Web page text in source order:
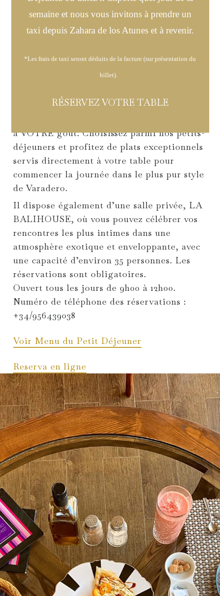
imaginatifs, sains, appétissants, voilà à quoi
ressemblent nos petits déjeuners. Pour tous
les goûts et toutes les humeurs. Avec
exotiques… à vous de choisir…
Rechargez votre corps avec du café
FRUITS et LÉGUMES avec une grande
à VOTRE goût. Choisissez parmi nos petits-
déjeuners et profitez de plats exceptionnels
servis directement à votre table pour
commencer la journée dans le plus pur style
de Varadero.
Il dispose également d’une salle privée, LA
BALIHOUSE, où vous pouvez célébrer vos
rencontres les plus intimes dans une
atmosphère exotique et enveloppante, avec
une capacité d’environ 35 personnes. Les
réservations sont obligatoires.
Ouvert tous les jours de 9h00 à 12h00.
Numéro de téléphone des réservations :
+34/956439038
Voir Menu du Petit Déjeuner
Reserva en ligne
Urb. Atlanterra s/n.
Zahara de los Atunes,
email:reservas@el-
semaine et nous vous invitons à prendre un
taxi depuis Zahara de los Atunes et à revenir.
*Les frais de taxi seront déduits de la facture (sur présentation du
billet).
RÉSERVEZ VOTRE TABLE